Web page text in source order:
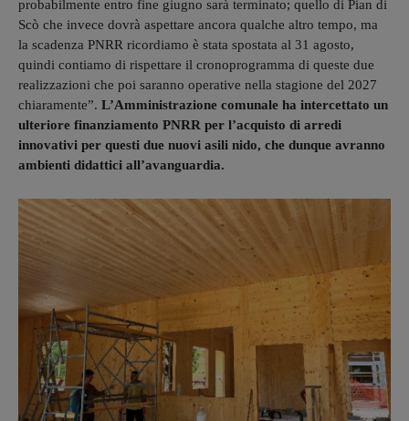
probabilmente entro fine giugno sarà terminato; quello di Pian di
Scò che invece dovrà aspettare ancora qualche altro tempo, ma
la scadenza PNRR ricordiamo è stata spostata al 31 agosto,
quindi contiamo di rispettare il cronoprogramma di queste due
realizzazioni che poi saranno operative nella stagione del 2027
chiaramente”. L’Amministrazione comunale ha intercettato un
ulteriore finanziamento PNRR per l’acquisto di arredi
innovativi per questi due nuovi asili nido, che dunque avranno
ambienti didattici all’avanguardia.